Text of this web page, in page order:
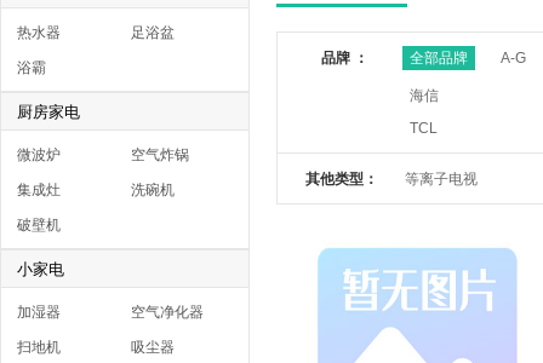
热水器 足浴盆
浴霸
厨房家电
微波炉 空气炸锅
集成灶 洗碗机
破壁机
小家电
加湿器 空气净化器
扫地机 吸尘器
品牌 ： 全部品牌 A-G
海信
TCL
其他类型： 等离子电视